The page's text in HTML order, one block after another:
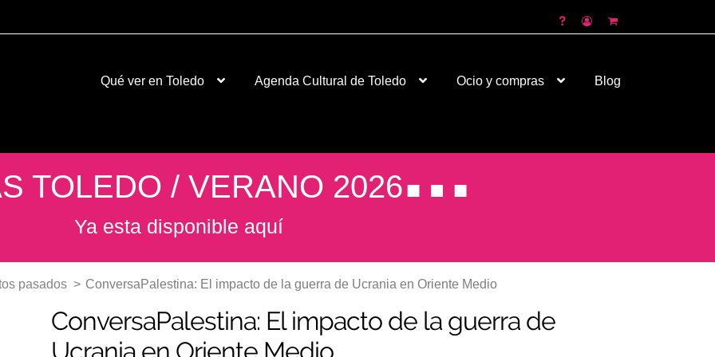
Qué ver en Toledo Agenda Cultural de Toledo Ocio y compras Blog
TOLEDO / VERANO 2026
Ya esta disponible aquí
pasados > ConversaPalestina: El impacto de la guerra de Ucrania en Oriente Medio
ConversaPalestina: El impacto de la guerra de
Ucrania en Oriente Medio